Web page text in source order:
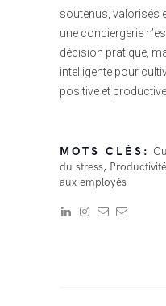
soutenus, valorisés
une conciergerie
décision pratique,
intelligente pour
positive et productive.
MOTS CLÉS:
du stress,
aux employés